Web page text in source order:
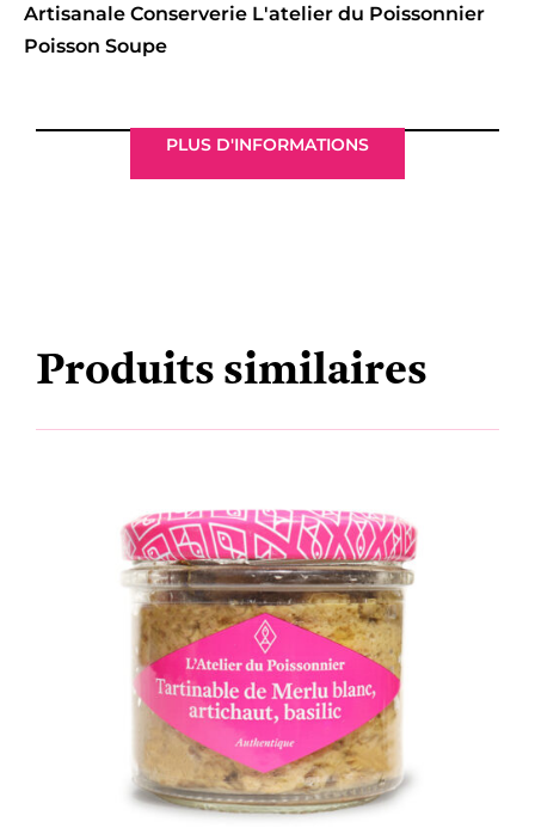
Artisanale Conserverie L'atelier du Poissonnier
Poisson Soupe
PLUS D'INFORMATIONS
Produits similaires